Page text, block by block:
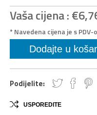
Vaša cijena :
* Navedena cijena je s PDV-
Podijelite:
USPOREDITE